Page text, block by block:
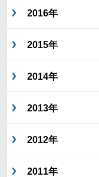
2016年
2015年
2014年
2013年
2012年
2011年